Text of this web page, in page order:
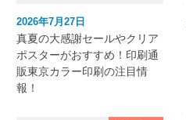
2026年7月27日
真夏の大感謝セールやクリア
ポスターがおすすめ！印刷通
販東京カラー印刷の注目情
報！